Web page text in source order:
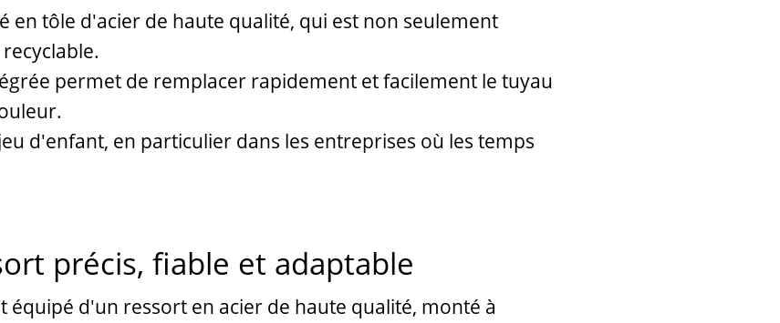
en tôle d'acier de haute qualité, qui est non seulement
permet de remplacer rapidement et facilement le tuyau
d'enfant, en particulier dans les entreprises où les temps
précis, fiable et adaptable
équipé d'un ressort en acier de haute qualité, monté à